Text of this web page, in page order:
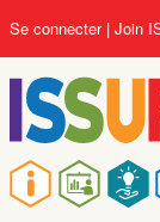
au
contenu
principal
Main
User
account
menu
Se connecter Join